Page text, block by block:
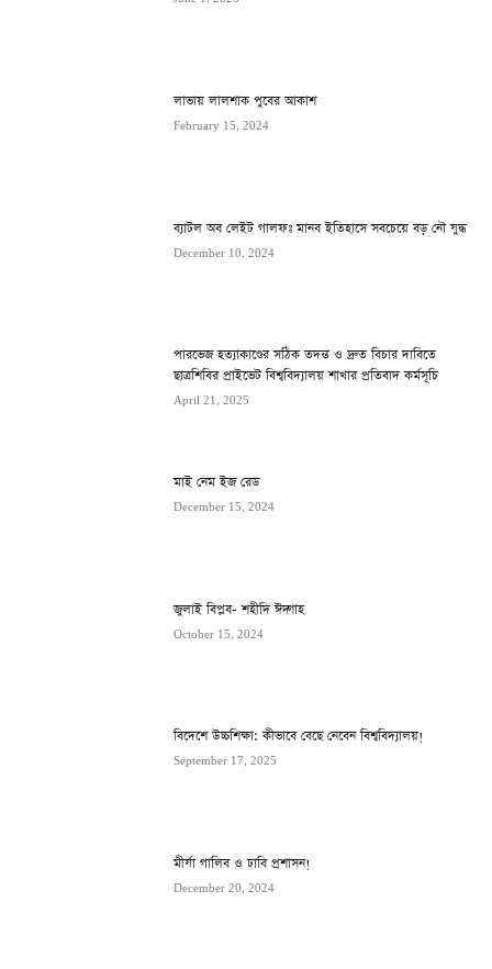
লাভায় লালশাক পুবের আকাশ
February 15, 2024
ব্যাটল অব লেইট গালফঃ মানব ইতিহাসে সবচেয়ে বড় নৌ যুদ্ধ
December 10, 2024
পারভেজ হত্যাকাণ্ডের সঠিক তদন্ত ও দ্রুত বিচার দাবিতে
ছাত্রশিবির প্রাইভেট বিশ্ববিদ্যালয় শাখার প্রতিবাদ কর্মসূচি
April 21, 2025
মাই নেম ইজ রেড
December 15, 2024
জুলাই বিপ্লব- শহীদি ঈদ্গাহ
October 15, 2024
বিদেশে উচ্চশিক্ষা: কীভাবে বেছে নেবেন বিশ্ববিদ্যালয়!
September 17, 2025
মীর্যা গালিব ও ঢাবি প্রশাসন!
December 20, 2024